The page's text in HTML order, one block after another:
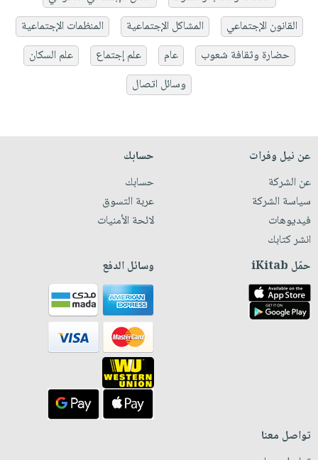
القانون الإجتماعي
المشاكل الإجتماعية
المنظمات الإجتماعية
حضارة وثقافة شعوب
عام علم إجتماع
علم السكان
وسائل اتصال
عن نيل وفرات
عن الشركة
سياسة الشركة
فيديوهات
انشر كتابك
حسابك
حسابك
عربة التسوق
لائحة الأمنيات
حمّل iKitab وسائل الدفع
تواصل معنا